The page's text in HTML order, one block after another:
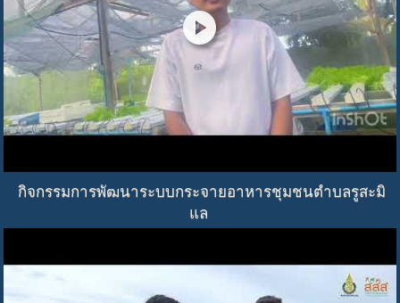
play_circle
กิจกรรมการพัฒนาระบบกระจายอาหารชุมชนตำบลรูสะมิ
แล